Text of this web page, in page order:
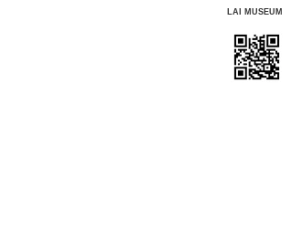
LAI MUSEUM